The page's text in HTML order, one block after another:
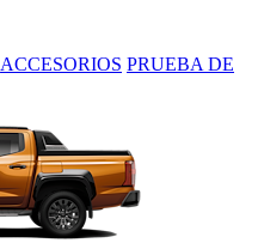
ACCESORIOS PRUEBA DE